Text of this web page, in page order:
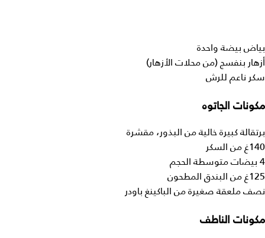
بياض بيضة واحدة
أزهار بنفسج (من محلات الأزهار)
سكر ناعم للرش
مكونات الجاتوه
برتقالة كبيرة خالية من البذور، مقشرة
140غ من السكر
4 بيضات متوسطة الحجم
125غ من البندق المطحون
نصف ملعقة صغيرة من الباكينغ باودر
مكونات الناطف